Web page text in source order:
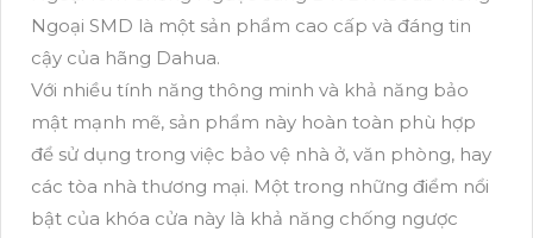
Ngoại SMD là một sản phẩm cao cấp và đáng tin
cậy của hãng Dahua.
Với nhiều tính năng thông minh và khả năng bảo
mật mạnh mẽ, sản phẩm này hoàn toàn phù hợp
để sử dụng trong việc bảo vệ nhà ở, văn phòng, hay
các tòa nhà thương mại. Một trong những điểm nổi
bật của khóa cửa này là khả năng chống ngược